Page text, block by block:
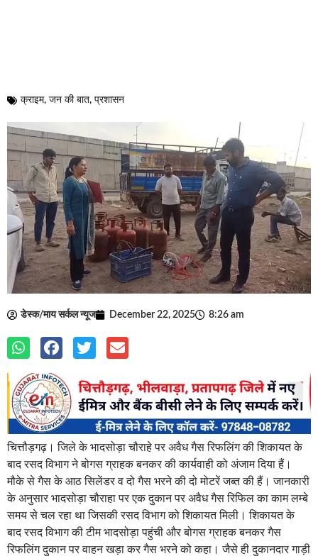
क्राइम, जन की बात, प्रशासन
डेस्क/माय सर्कल न्यूज December 22, 2025 8:26 am
चित्तौड़गढ़। जिले के भादसोड़ा चौराहे पर अवैध गैस रिफलिंग की शिकायत के
बाद रसद विभाग ने बोगस ग्राहक बनकर की कार्यवाही को अंजाम दिया हैं।
मौके से गैस के आठ सिलेंडर व दो गैस भरने की दो मोटरें जब्त की हैं। जानकारी
के अनुसार भादसोड़ा चौराहा पर एक दुकान पर अवैध गैस रिफिल का काम लम्बे
समय से चल रहा था जिसकी रसद विभाग को शिकायत मिली। शिकायत के
बाद रसद विभाग की टीम भादसोड़ा पहुंची और बोगस ग्राहक बनकर गैस
रिफलिंग दुकान पर वाहन खड़ा कर गैस भरने को कहा। जैसे ही दुकानदार गाड़ी